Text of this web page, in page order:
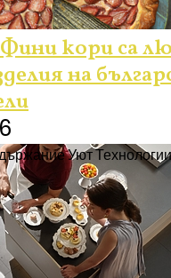
кори са
на
УютТехнологии